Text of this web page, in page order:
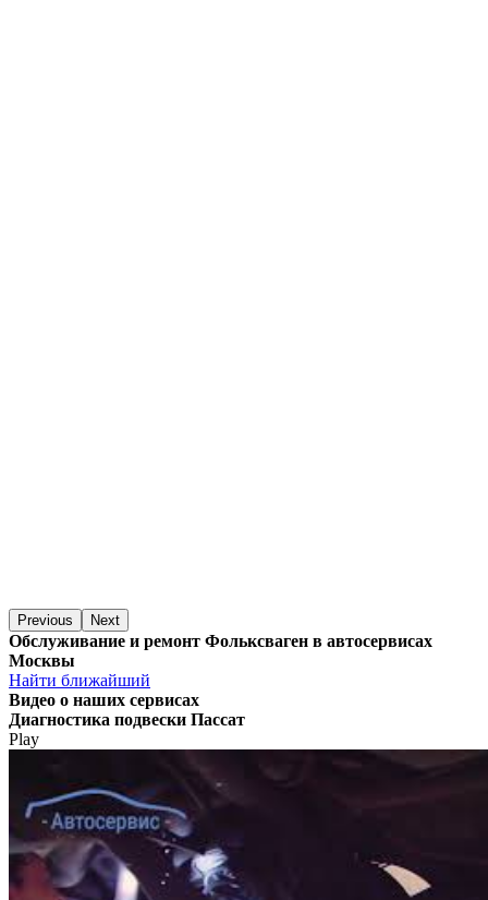
Previous Next
Обслуживание и ремонт Фольксваген в автосервисах
Москвы
Найти ближайший
Видео о наших сервисах
Диагностика подвески Пассат
Play